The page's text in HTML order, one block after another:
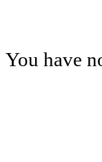
You have